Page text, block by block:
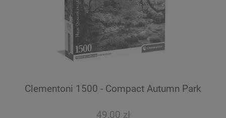
Clementoni 1500 - Compact Autumn Park
49,00 zł